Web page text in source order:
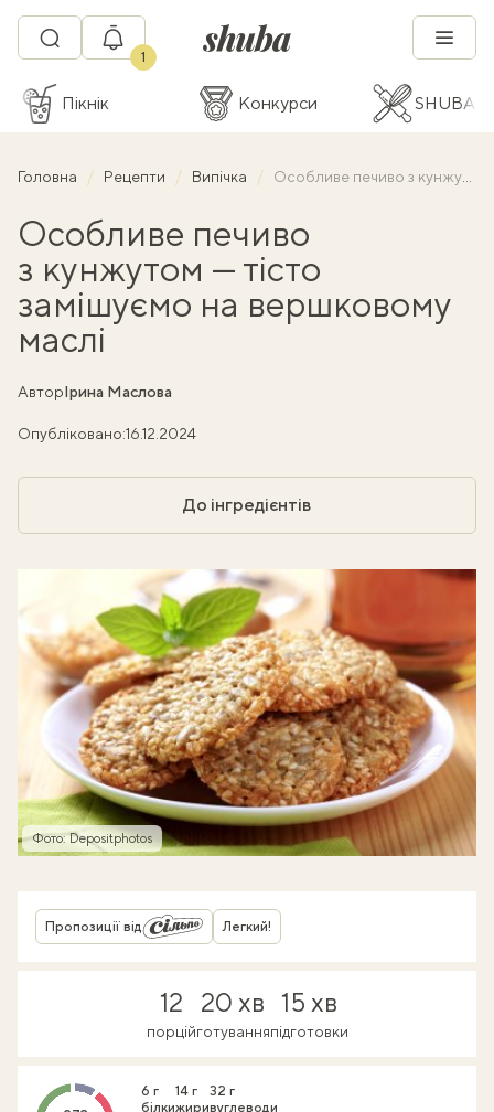
1
Пікнік Конкурси SHUBA
Головна Рецепти Випічка Особливе печиво з кунжутом — тісто замішуємо на вершковому маслі
Особливе печиво
з кунжутом — тісто
замішуємо на вершковому
маслі
АвторІрина Маслова
Опубліковано:16.12.2024
До інгредієнтів
Фото: Depositphotos
Пропозиції від Легкий!
12
порцій
20 хв
готування
15 хв
підготовки
6 г
білки
14 г
жири
32 г
вуглеводи